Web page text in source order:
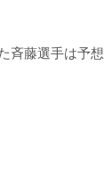
斉藤選手は予想